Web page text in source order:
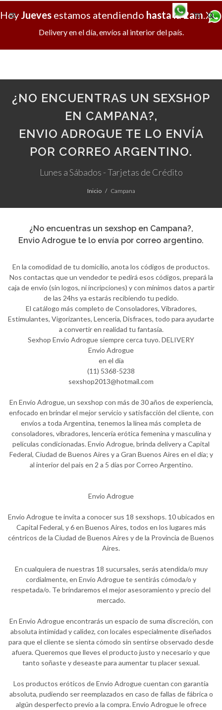
X
Hoy Jueves estamos atendiendo hasta la 2am.
Delivery en el día, envíos al interior del país.
¿NO ENCUENTRAS UN SEXSHOP
EN CAMPANA?,
ENVIO ADROGUE TE LO ENVÍA
POR CORREO ARGENTINO.
Lunes a Sábados - Tarjetas de Crédito
Inicio Campana
¿No encuentras un sexshop en Campana?,
Envio Adrogue te lo envía por correo argentino.
En la comodidad de tu domicilio, anota los códigos de productos.
Nos contactas que un vendedor te pedirá esos códigos, prepará la
caja de envío (sin logos, ni incripciones) y con mínimos datos a partir
de las 24hs ya estarás recibiendo tu pedido.
El catálogo más completo de Consoladores, Vibradores,
Estimulantes, Vigorizantes, Lenceria, Disfraces, todo para ayudarte
a convertir en realidad tu fantasía.
Sexhop Envio Adrogue siempre cerca tuyo. DELIVERY
Envio Adrogue
en el día
(11) 5368-5238
sexshop2013@hotmail.com
En Envio Adrogue, un sexshop con más de 30 años de experiencia,
enfocado en brindar el mejor servicio y satisfacción del cliente, con
envíos a toda Argentina, tenemos la línea más completa de
consoladores, vibradores, lencería erótica femenina y masculina y
películas condicionadas. Envio Adrogue, brinda delivery a Capital
Federal, Ciudad de Buenos Aires y a Gran Buenos Aires en el día; y
al interior del pais en 2 a 5 días por Correo Argentino.
Envio Adrogue
Envio Adrogue te invita a conocer sus 18 sexshops. 10 ubicados en
Capital Federal, y 6 en Buenos Aires, todos en los lugares más
céntricos de la Ciudad de Buenos Aires y de la Provincia de Buenos
Aires.
En cualquiera de nuestras 18 sucursales, serás atendida/o muy
cordialmente, en Envio Adrogue te sentirás cómoda/o y
respetada/o. Te brindaremos el mejor asesoramiento y precio del
mercado.
En Envio Adrogue encontrarás un espacio de suma discreción, con
absoluta intimidad y calidez, con locales especialmente diseñados
para que el cliente se sienta cómodo sin sentirse observado desde
afuera. Queremos que lleves el producto justo y necesario y que
tanto soñaste y deseaste para aumentar tu placer sexual.
Los productos eróticos de Envio Adrogue cuentan con garantía
absoluta, pudiendo ser reemplazados en caso de fallas de fábrica o
algún desperfecto previo a la compra. Envio Adrogue le ofrece